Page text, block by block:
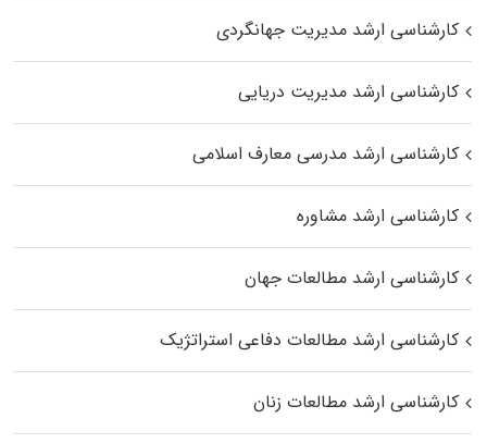
کارشناسی ارشد مدیریت جهانگردی
کارشناسی ارشد مدیریت دریایی
کارشناسی ارشد مدرسی معارف اسلامی
کارشناسی ارشد مشاوره
کارشناسی ارشد مطالعات جهان
کارشناسی ارشد مطالعات دفاعی استراتژیک
کارشناسی ارشد مطالعات زنان